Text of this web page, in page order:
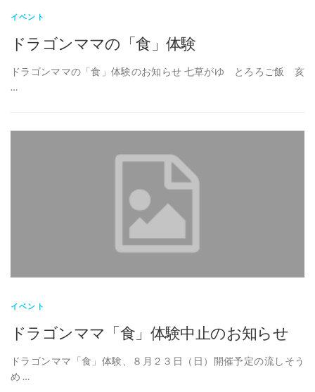
イベント
ドラゴンママの「食」体験
ドラゴンママの「食」体験のお知らせ 七草がゆ とろろご飯 亥
…
イベント
ドラゴンママ「食」体験中止のお知らせ
ドラゴンママ「食」体験、８月２３日（日）開催予定の流しそう
め …